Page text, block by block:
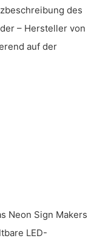
des
– Hersteller von
auf der
Neon Sign Makers
LED-